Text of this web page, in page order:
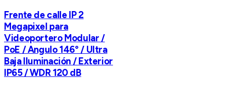
Frente de calle IP 2
Megapixel para
Videoportero Modular /
PoE / Angulo 146° / Ultra
Baja Iluminación / Exterior
IP65 / WDR 120 dB